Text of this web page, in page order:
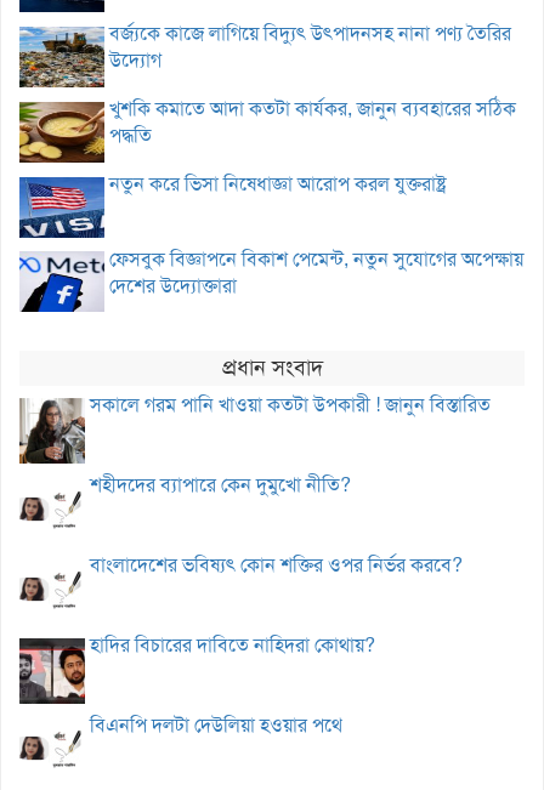
বর্জ্যকে কাজে লাগিয়ে বিদ্যুৎ উৎপাদনসহ নানা পণ্য তৈরির
উদ্যোগ
খুশকি কমাতে আদা কতটা কার্যকর, জানুন ব্যবহারের সঠিক
পদ্ধতি
নতুন করে ভিসা নিষেধাজ্ঞা আরোপ করল যুক্তরাষ্ট্র
ফেসবুক বিজ্ঞাপনে বিকাশ পেমেন্ট, নতুন সুযোগের অপেক্ষায়
দেশের উদ্যোক্তারা
প্রধান সংবাদ
সকালে গরম পানি খাওয়া কতটা উপকারী ! জানুন বিস্তারিত
শহীদদের ব্যাপারে কেন দুমুখো নীতি?
বাংলাদেশের ভবিষ্যৎ কোন শক্তির ওপর নির্ভর করবে?
হাদির বিচারের দাবিতে নাহিদরা কোথায়?
বিএনপি দলটা দেউলিয়া হওয়ার পথে